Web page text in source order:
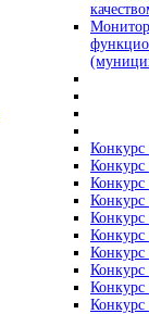
Конкурс
Конкурс
Конкурс
Конкурс
Конкурс
Конкурс
Конкурс
Конкурс
Конкурс
Конкурс